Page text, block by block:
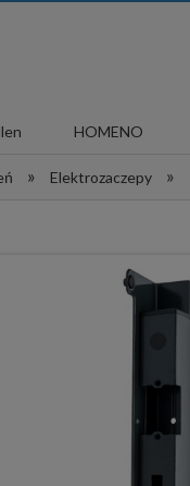
HOMENO
» Elektrozaczepy »